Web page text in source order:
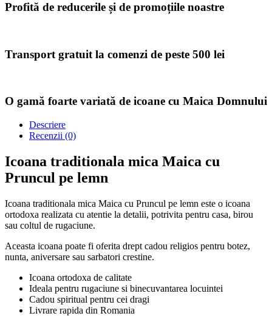
Profită de reducerile și de promoțiile noastre
Transport gratuit la comenzi de peste 500 lei
O gamă foarte variată de icoane cu Maica Domnului
Descriere
Recenzii (0)
Icoana traditionala mica Maica cu
Pruncul pe lemn
Icoana traditionala mica Maica cu Pruncul pe lemn este o icoana
ortodoxa realizata cu atentie la detalii, potrivita pentru casa, birou
sau coltul de rugaciune.
Aceasta icoana poate fi oferita drept cadou religios pentru botez,
nunta, aniversare sau sarbatori crestine.
Icoana ortodoxa de calitate
Ideala pentru rugaciune si binecuvantarea locuintei
Cadou spiritual pentru cei dragi
Livrare rapida din Romania